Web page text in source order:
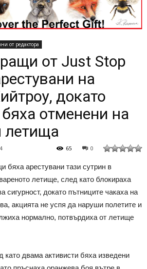
от редактора
от Just Stop
на
докато
отменени на
летища
0
65
бяха арестувани тази сутрин в
летище, след като блокираха
сигурност, докато пътниците чакаха на
акцията не успя да наруши полетите и
нормално, потвърдиха от летище
като двама активисти бяха изведени